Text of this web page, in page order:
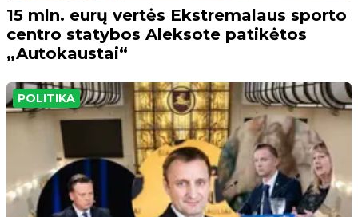
15 mln. eurų vertės Ekstremalaus sporto
centro statybos Aleksote patikėtos
„Autokaustai“
POLITIKA